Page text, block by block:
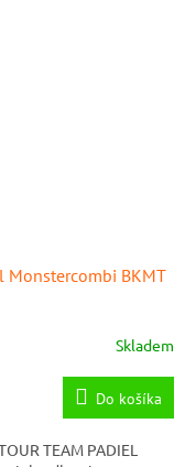
Monstercombi BKMT
Skladem
Do košíka
TEAM PADIEL